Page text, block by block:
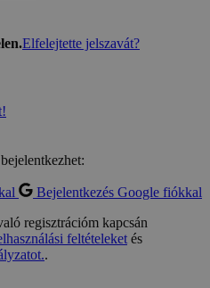
Elfelejtette jelszavát?
Bejelentkezés Google fiókkal
regisztrációm kapcsán
feltételeketés
.